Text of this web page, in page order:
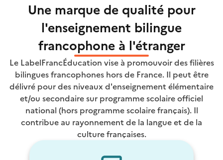
Une marque de qualité pour
l'enseignement bilingue
francophone à l'étranger
Le LabelFrancÉducation vise à promouvoir des filières
bilingues francophones hors de France. Il peut être
délivré pour des niveaux d'enseignement élémentaire
et/ou secondaire sur programme scolaire officiel
national (hors programme scolaire français). Il
contribue au rayonnement de la langue et de la
culture françaises.